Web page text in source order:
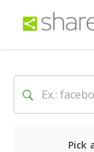
Pick